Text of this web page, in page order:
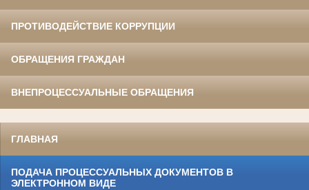
ПРОТИВОДЕЙСТВИЕ КОРРУПЦИИ
ОБРАЩЕНИЯ ГРАЖДАН
ВНЕПРОЦЕССУАЛЬНЫЕ ОБРАЩЕНИЯ
ГЛАВНАЯ
ПОДАЧА ПРОЦЕССУАЛЬНЫХ ДОКУМЕНТОВ В
ЭЛЕКТРОННОМ ВИДЕ